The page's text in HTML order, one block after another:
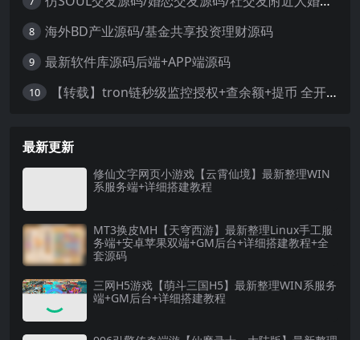
8 海外BD产业源码/基金共享投资理财源码
9 最新软件库源码后端+APP端源码
10 【转载】tron链秒级监控授权+查余额+提币 全开源带视频教程文字教程
最新更新
修仙文字网页小游戏【云霄仙境】最新整理WIN
系服务端+详细搭建教程
MT3换皮MH【天穹西游】最新整理Linux手工服
务端+安卓苹果双端+GM后台+详细搭建教程+全
套源码
三网H5游戏【萌斗三国H5】最新整理WIN系服务
端+GM后台+详细搭建教程